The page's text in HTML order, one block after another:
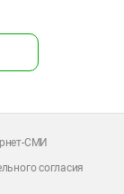
СМИ
согласия